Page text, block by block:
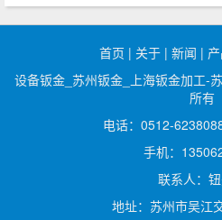
首页 | 关于 | 新闻 |
设备钣金_苏州钣金_上海钣金加工-
所有
电话：0512-
手机：
联系人：
地址：苏州市吴江